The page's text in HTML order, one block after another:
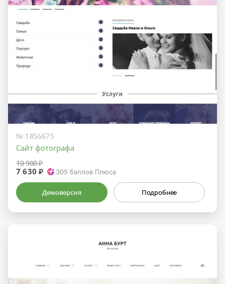
№ 1856675
Сайт фотографа
10 900 ₽
7 630 ₽ 305 баллов Плюса
Демоверсия Подробнее